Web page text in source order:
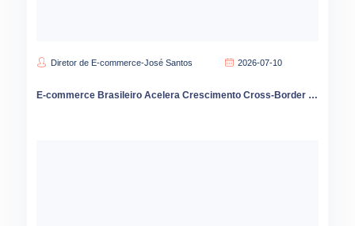
Diretor de E-commerce-José Santos 2026-07-10
E-commerce Brasileiro Acelera Crescimento Cross-Border e Transformação Digital